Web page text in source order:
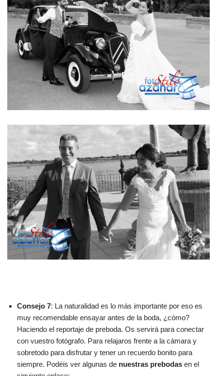
Consejo 7: La naturalidad es lo más importante por eso es
muy recomendable ensayar antes de la boda, ¿cómo?
Haciendo el reportaje de preboda. Os servirá para conectar
con vuestro fotógrafo. Para relajaros frente a la cámara y
sobretodo para disfrutar y tener un recuerdo bonito para
siempre. Podéis ver algunas de nuestras prebodas en el